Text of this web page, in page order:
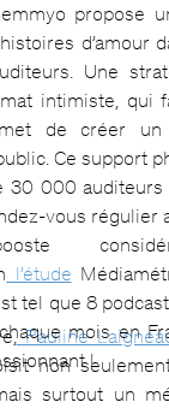
propose
d’amour
Une
intimiste, qui
de créer un
Ce support
30 000 auditeurs
vous régulier
l’étude
tel que 8
mois en
!
Pauline
non
surtout un